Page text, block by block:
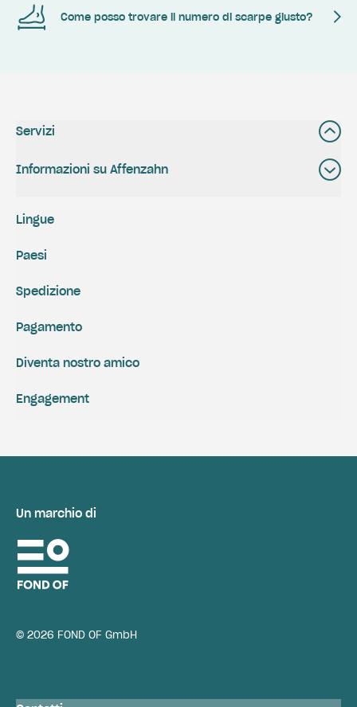
Come posso trovare il numero di scarpe giusto?
Servizi
Informazioni su Affenzahn
Spedizione
Pagamento
Engagement
Diventa nostro amico
Lingue
Paesi
Un marchio di
© 2026 FOND OF GmbH